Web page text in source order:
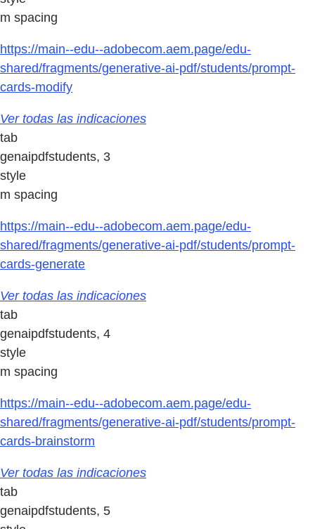
m spacing
https://main--edu--adobecom.aem.page/edu-
shared/fragments/generative-ai-pdf/students/prompt-
cards-modify
Ver todas las indicaciones
tab
genaipdfstudents, 3
style
m spacing
https://main--edu--adobecom.aem.page/edu-
shared/fragments/generative-ai-pdf/students/prompt-
cards-generate
Ver todas las indicaciones
tab
genaipdfstudents, 4
style
m spacing
https://main--edu--adobecom.aem.page/edu-
shared/fragments/generative-ai-pdf/students/prompt-
cards-brainstorm
Ver todas las indicaciones
tab
genaipdfstudents, 5